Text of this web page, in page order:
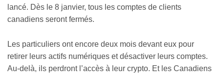
lancé. Dès le 8 janvier, tous les comptes de clients
canadiens seront fermés.
Les particuliers ont encore deux mois devant eux pour
retirer leurs actifs numériques et désactiver leurs comptes.
Au-delà, ils perdront l’accès à leur crypto. Et les Canadiens